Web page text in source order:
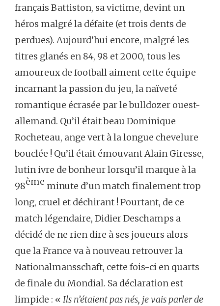
français Battiston, sa victime, devint un
héros malgré la défaite (et trois dents de
perdues). Aujourd’hui encore, malgré les
titres glanés en 84, 98 et 2000, tous les
amoureux de football aiment cette équipe
incarnant la passion du jeu, la naïveté
romantique écrasée par le bulldozer ouest-
allemand. Qu’il était beau Dominique
Rocheteau, ange vert à la longue chevelure
bouclée ! Qu’il était émouvant Alain Giresse,
lutin ivre de bonheur lorsqu’il marque à la
98ème minute d’un match finalement trop
long, cruel et déchirant ! Pourtant, de ce
match légendaire, Didier Deschamps a
décidé de ne rien dire à ses joueurs alors
que la France va à nouveau retrouver la
Nationalmansschaft, cette fois-ci en quarts
de finale du Mondial. Sa déclaration est
limpide : « Ils n’étaient pas nés, je vais parler de